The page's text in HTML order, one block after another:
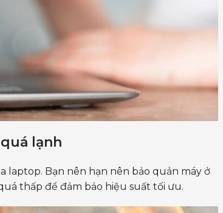
lạnh
Bạn nên hạn nên bảo quản máy ở
thấp để đảm bảo hiệu suất tối ưu.